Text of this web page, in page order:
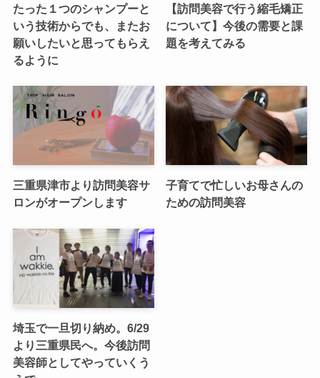
たった１つのシャンプーと
いう技術からでも、またお
願いしたいと思ってもらえ
るように
【訪問美容で行う縮毛矯正
について】今後の需要と課
題を考えてみる
三重県津市より訪問美容サ
ロンがオープンします
子育てで忙しいお母さんの
ための訪問美容
埼玉で一旦切り納め。6/29
より三重県民へ。今後訪問
美容師としてやっていくう